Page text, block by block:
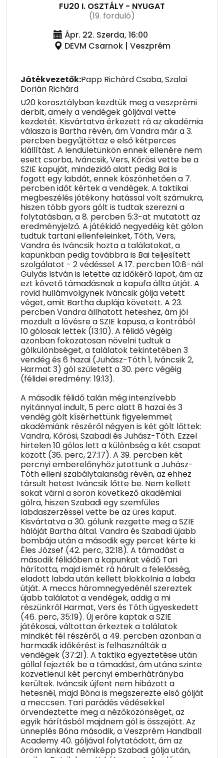
FU20 I. OSZTÁLY - NYUGAT
(19. forduló)
Ápr. 22. Szerda, 16:00
DEVM Csarnok | Veszprém
Játékvezetők:Papp Richárd Csaba, Szalai
Dorián Richárd
U20 korosztályban kezdtük meg a veszprémi
derbit, amely a vendégek góljával vette
kezdetét. Kisvártatva érkezett rá az akadémia
válasza is Bartha révén, ám Vandra már a 3.
percben begyűjtöttaz e első kétperces
kiállítást. A lendületünkön ennek ellenére nem
esett csorba, Iváncsik, Vers, Kőrösi vette be a
SZIE kapuját, mindezidő alatt pedig Bai is
fogott egy labdát, ennek köszönhetően a 7.
percben időt kértek a vendégek. A taktikai
megbeszélés jótékony hatással volt számukra,
hiszen több gyors gólt is tudtak szerezni a
folytatásban, a 8. percben 5:3-at mutatott az
eredményjelző. A játékidő negyedéig két gólon
tudtuk tartani ellenfeleinket, Tóth, Vers,
Vandra és Iváncsik hozta a találatokat, a
kapunkban pedig továbbra is Bai teljesített
szolgálatot - 2 védéssel. A 17. percben 10:8-nál
Gulyás István is letette az időkérő lapot, ám az
ezt követő támadásnak a kapufa állta útját. A
rövid hullámvölgynek Iváncsik gólja vetett
véget, amit Bartha duplája követett. A 23.
percben Vandra állhatott heteshez, ám jól
mozdult a lövésre a SZIE kapusa, a kontrából
10 gólosak lettek (13:10). A félidő végéig
azonban fokozatosan növelni tudtuk a
gólkülönbséget, a találatok tekintetében 3
vendég és 6 hazai (Juhász-Tóth 1, Iváncsik 2,
Harmat 3) gól született a 30. perc végéig
(félidei eredmény: 19:13).
A második félidő talán még intenzívebb
nyitánnyal indult, 5 perc alatt 8 hazai és 3
vendég gólt kísérhettünk figyelemmel;
akadémiánk részéről négyen is két gólt lőttek:
Vandra, Kőrösi, Szabadi és Juhász-Tóth. Ezzel
hirtelen 10 gólos lett a különbség a két csapat
között (36. perc, 27:17). A 39. percben két
percnyi emberelőnyhöz jutottunk a Juhász-
Tóth elleni szabálytalanság révén, az ehhez
társult hetest Iváncsik lőtte be. Nem kellett
sokat várni a soron következő akadémiai
gólra, hiszen Szabadi egy szemfüles
labdaszerzéssel vette be az üres kaput.
Kisvártatva a 30. gólunk rezgette meg a SZIE
hálóját Bartha által. Vandra és Szabadi újabb
bombája után a második egy percet kérte ki
Éles József (42. perc, 32:18). A támadást a
második félidőben a kapunkat védő Tari
hárította, majd ismét rá hárult a felelősség,
eladott labda után kellett blokkolnia a labda
útját. A meccs háromnegyedénél szereztek
újabb találatot a vendégek, addig a mi
részünkről Harmat, Vers és Tóth ügyeskedett
(46. perc, 35:19). Új erőre kaptak a SZIE
játékosai, váltottan érkeztek a találatok
mindkét fél részéről, a 49. percben azonban a
harmadik időkérést is felhasználták a
vendégek (37:21). A taktika egyeztetése után
góllal fejezték be a támadást, ám utána szinte
közvetlenül két percnyi emberhátrányba
kerültek. Iváncsik újfent nem hibázott a
hetesnél, majd Bóna is megszerezte első gólját
a meccsen. Tari parádés védésekkel
örvendeztette meg a nézőközönséget, az
egyik hárításból majdnem gól is összejött. Az
ünneplés Bóna második, a Veszprém Handball
Academy 40. góljával folytatódott, ám az
öröm lankadt némiképp Szabadi gólja után,